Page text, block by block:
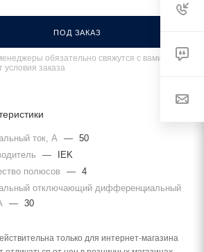
ПОД ЗАКАЗ
обязательно свяжутся с вами и
условия заказа
ток, А — 50
—
IEK
полюсов
— 4
отключающий дифференциальный
— 30
только для интернет-магазина